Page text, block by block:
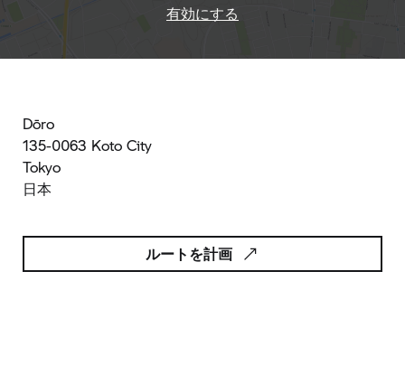
有効にする
Dōro
135-0063 Koto City
Tokyo
日本
ルートを計画